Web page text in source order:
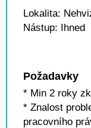
Lokalita:
Nástup: Ihned
Požadavky
* Min 2 roky
* Znalost
pracovního